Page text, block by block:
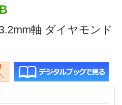
軸 ダイヤモンド